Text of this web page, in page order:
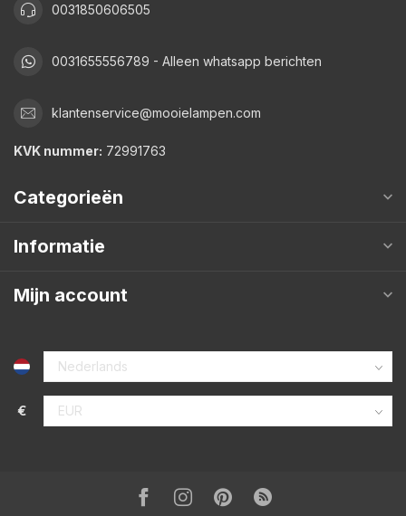
0031850606505
0031655556789 - Alleen whatsapp berichten
klantenservice@mooielampen.com
KVK nummer: 72991763
Categorieën
Informatie
Mijn account
€